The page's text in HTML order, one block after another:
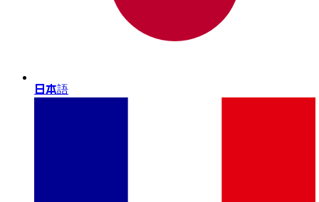
日本語